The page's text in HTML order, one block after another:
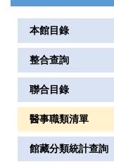
本館目錄
整合查詢
聯合目錄
醫事職類清單
館藏分類統計查詢